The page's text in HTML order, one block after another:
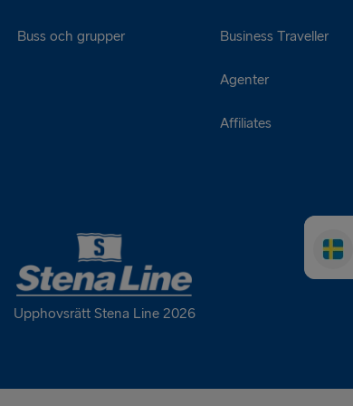
Buss och grupper Business Traveller
Agenter
Affiliates
Upphovsrätt Stena Line 2026